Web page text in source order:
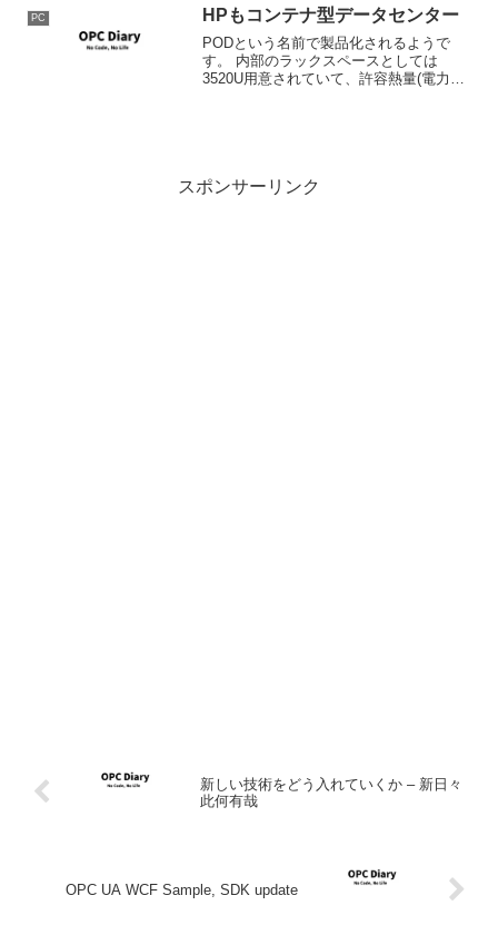
概略は次のようになります。...
PC HPもコンテナ型データセンター
PODという名前で製品化されるようで
す。 内部のラックスペースとしては
3520U用意されていて、許容熱量(電力量)
スポンサーリンク
新しい技術をどう入れていくか – 新日々
此何有哉
OPC UA WCF Sample, SDK update